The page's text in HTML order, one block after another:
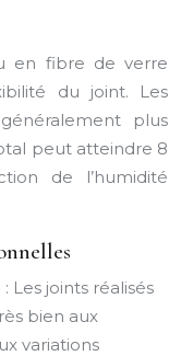
en fibre de verre
du joint. Les
plus
peut atteindre 8
de l’humidité
Les joints réalisés
bien aux
variations